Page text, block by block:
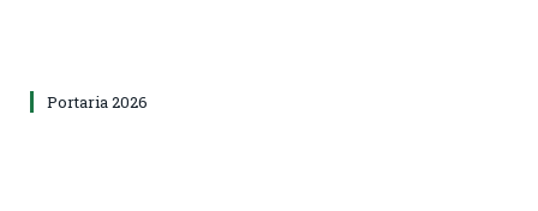
Portaria 2026